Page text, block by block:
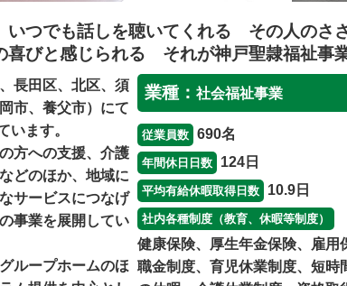
つでも話しを聴いてくれる その人のさ
びと感じられる それが神戸聖隷福祉事
長田区、北区、須
市、養父市）にて
います。
方への支援、介護
どのほか、地域に
サービスにつなげ
事業を展開してい
ループホームのほ
業種： 社会福祉事業
従業員数 690名
年間休日日数 124日
平均有給休暇取得日数 10.9日
社内各種制度（教育、休暇等制度）
健康保険、厚生年金保険、雇用
職金制度、育児休業制度、短時